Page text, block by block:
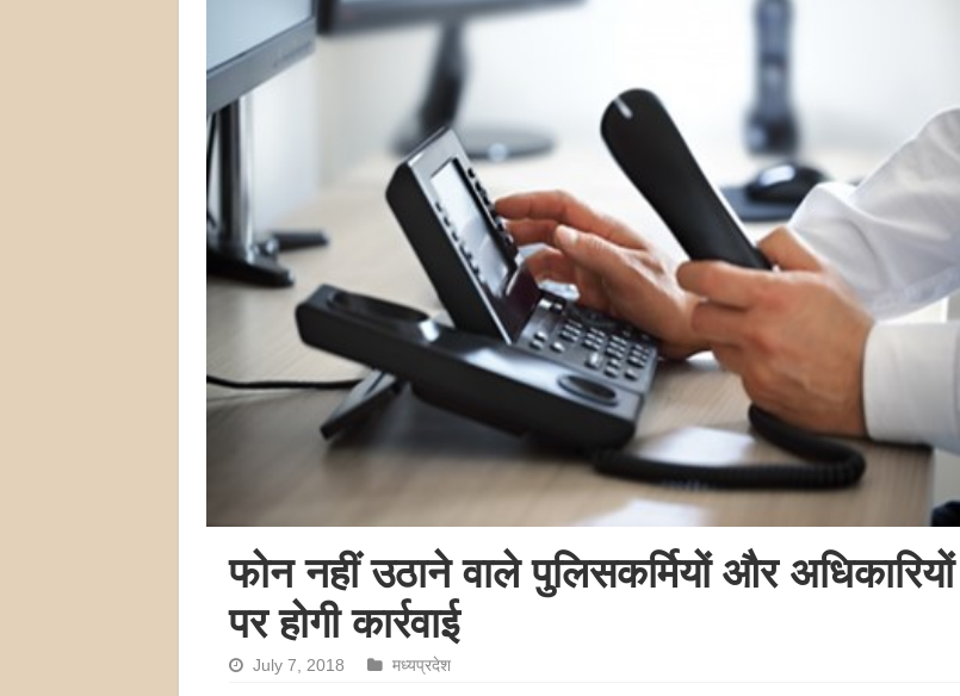
फोन नहीं उठाने वाले पुलिसकर्मियों और अधिकारियों
पर होगी कार्रवाई
July 7, 2018 मध्यप्रदेश